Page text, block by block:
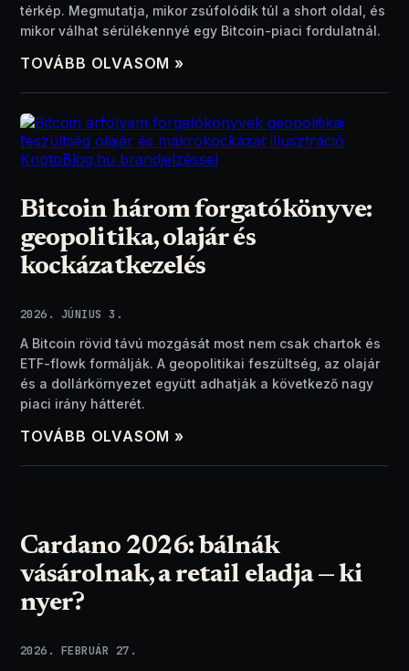
térkép. Megmutatja, mikor zsúfolódik túl a short oldal, és
mikor válhat sérülékennyé egy Bitcoin-piaci fordulatnál.
TOVÁBB OLVASOM »
Bitcoin három forgatókönyve:
geopolitika, olajár és
kockázatkezelés
2026. JÚNIUS 3.
A Bitcoin rövid távú mozgását most nem csak chartok és
ETF-flowk formálják. A geopolitikai feszültség, az olajár
és a dollárkörnyezet együtt adhatják a következő nagy
piaci irány hátterét.
TOVÁBB OLVASOM »
Cardano 2026: bálnák
vásárolnak, a retail eladja — ki
nyer?
2026. FEBRUÁR 27.